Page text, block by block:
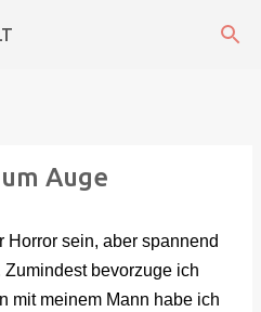
Hauptbereich
Auge
Horror sein, aber spannend
bevorzuge ich
mit meinem Mann habe ich